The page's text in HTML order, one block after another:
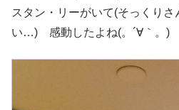
スタン・リーがいて(そっくりさ
い…) 感動したよね(。´∀｀。)